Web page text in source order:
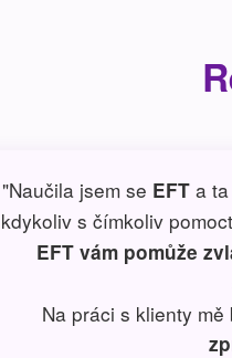
"Naučila jsem se EFT a
kdykoliv s čímkoliv
EFT vám pomůže
Na práci s klienty